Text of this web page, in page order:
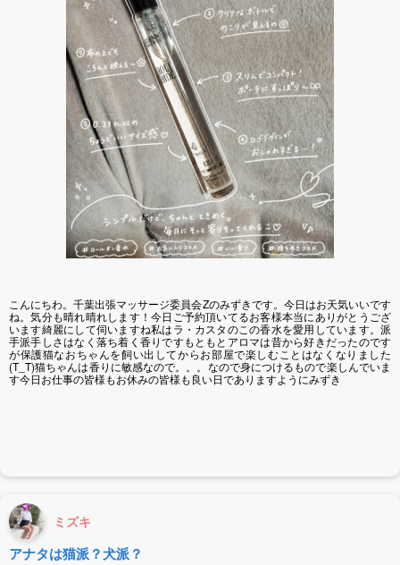
こんにちわ。千葉出張マッサージ委員会Zのみずきです。今日はお天気いいです
ね。気分も晴れ晴れします！今日ご予約頂いてるお客様本当にありがとうござ
います綺麗にして伺いますね私はラ・カスタのこの香水を愛用しています。派
手派手しさはなく落ち着く香りですもともとアロマは昔から好きだったのです
が保護猫なおちゃんを飼い出してからお部屋で楽しむことはなくなりました
(T_T)猫ちゃんは香りに敏感なので。。。なので身につけるもので楽しんでいま
す今日お仕事の皆様もお休みの皆様も良い日でありますようにみずき
ミズキ
アナタは猫派？犬派？